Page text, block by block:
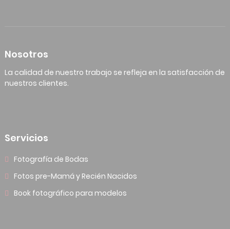
Nosotros
La calidad de nuestro trabajo se refleja en la satisfacción de
nuestros clientes.
Servicios
Fotografía de Bodas
Fotos pre-Mamá y Recién Nacidos
Book fotográfico para modelos